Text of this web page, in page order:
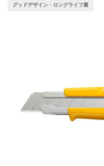
グッドデザイン・ロングライフ賞